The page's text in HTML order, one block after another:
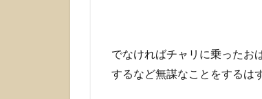
テ
イ
でなければチャリに乗ったお
するなど無謀なことをするは